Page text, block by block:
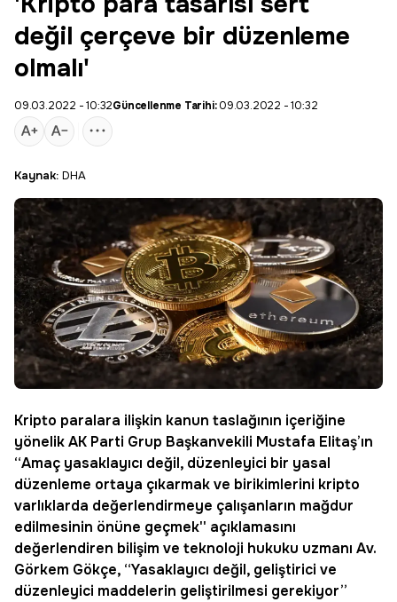
değil çerçeve bir düzenleme
olmalı'
09.03.2022 - 10:32Güncellenme Tarihi:09.03.2022 - 10:32
Kaynak: DHA
Kripto paralara ilişkin kanun taslağının içeriğine
yönelik AK Parti Grup Başkanvekili Mustafa Elitaş’ın
“Amaç yasaklayıcı değil, düzenleyici bir yasal
düzenleme ortaya çıkarmak ve birikimlerini kripto
varlıklarda değerlendirmeye çalışanların mağdur
edilmesinin önüne geçmek'' açıklamasını
değerlendiren bilişim ve teknoloji hukuku uzmanı Av.
Görkem Gökçe, “Yasaklayıcı değil, geliştirici ve
düzenleyici maddelerin geliştirilmesi gerekiyor”